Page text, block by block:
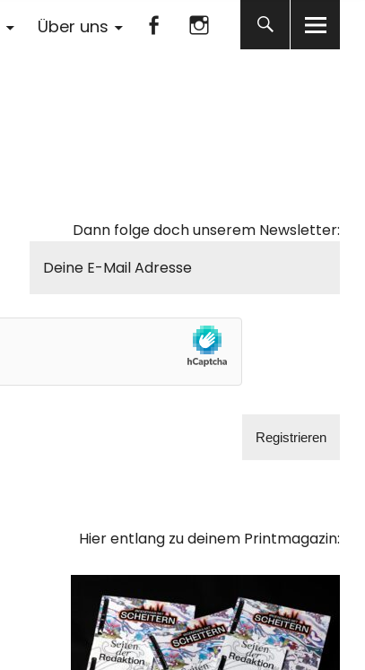
Über uns
FacebookInstagram
Dann folge doch unserem Newsletter:
Hier entlang zu deinem Printmagazin: